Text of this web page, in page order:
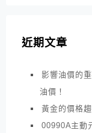
近期文章
影響油價的
油價！
黃金的價格
00990A主動